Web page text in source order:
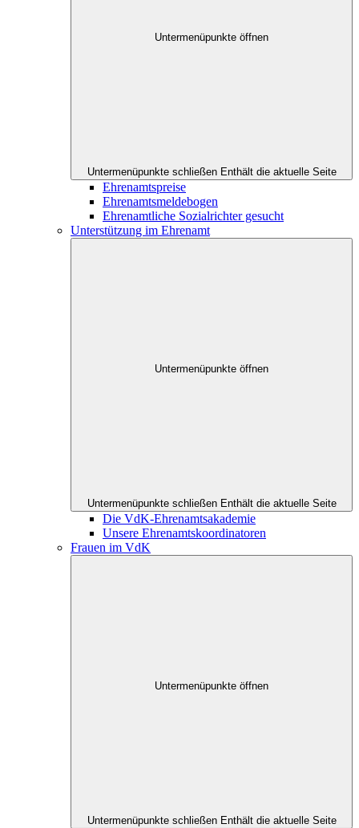
Untermenüpunkte öffnen
Untermenüpunkte schließen Enthält die aktuelle Seite
Ehrenamtspreise
Ehrenamtsmeldebogen
Ehrenamtliche Sozialrichter gesucht
Unterstützung im Ehrenamt
Untermenüpunkte öffnen
Untermenüpunkte schließen Enthält die aktuelle Seite
Die VdK-Ehrenamtsakademie
Unsere Ehrenamtskoordinatoren
Frauen im VdK
Untermenüpunkte öffnen
Untermenüpunkte schließen Enthält die aktuelle Seite